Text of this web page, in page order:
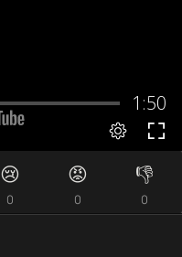
😢
0
😡
0
👎
0